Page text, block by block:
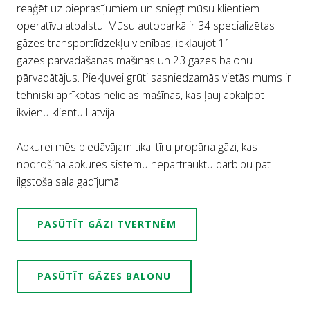
reaģēt uz pieprasījumiem un sniegt mūsu klientiem
operatīvu atbalstu. Mūsu autoparkā ir 34 specializētas
gāzes transportlīdzekļu vienības, iekļaujot 11
gāzes pārvadāšanas mašīnas un 23 gāzes balonu
pārvadātājus. Piekļuvei grūti sasniedzamās vietās mums ir
tehniski aprīkotas nelielas mašīnas, kas ļauj apkalpot
ikvienu klientu Latvijā.
Apkurei mēs piedāvājam tikai tīru propāna gāzi, kas
nodrošina apkures sistēmu nepārtrauktu darbību pat
ilgstoša sala gadījumā.
PASŪTĪT GĀZI TVERTNĒM
PASŪTĪT GĀZES BALONU